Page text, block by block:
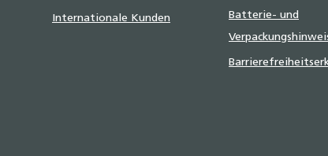
Internationale Kunden
Batterie- und